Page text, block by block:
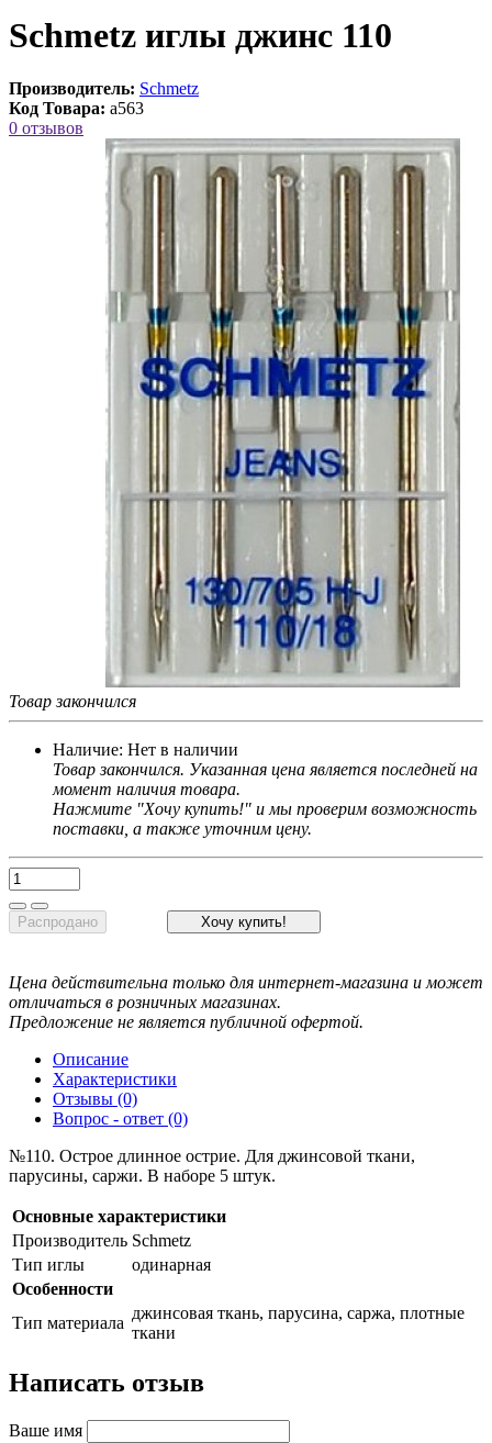
Schmetz иглы джинс 110
Производитель: Schmetz
Код Товара: a563
0 отзывов
Товар закончился
Наличие: Нет в наличии
Товар закончился. Указанная цена является последней на
момент наличия товара.
Нажмите "Хочу купить!" и мы проверим возможность
поставки, а также уточним цену.
Распродано Хочу купить!
Цена действительна только для интернет-магазина и может
отличаться в розничных магазинах.
Предложение не является публичной офертой.
Описание
Характеристики
Отзывы (0)
Вопрос - ответ (0)
№110. Острое длинное острие. Для джинсовой ткани,
парусины, саржи. В наборе 5 штук.
Основные характеристики
Производитель Schmetz
Тип иглы
одинарная
Особенности
Тип материала
джинсовая ткань, парусина, саржа, плотные
ткани
Написать отзыв
Ваше имя